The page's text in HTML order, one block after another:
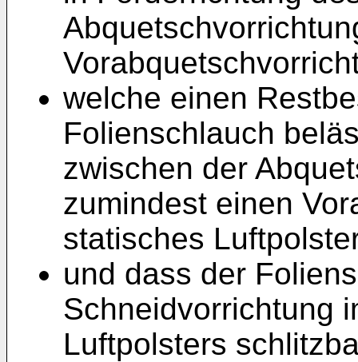
welche einen
Folienschlauch
zwischen der
zumindest einen
statisches
und dass der
Schneidvorrichtung
Luftpolsters